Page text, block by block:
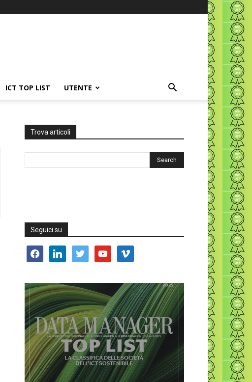
ICT TOP LIST UTENTE
Trova articoli
Seguici su
facebooklinkedin twitter youtube vimeo